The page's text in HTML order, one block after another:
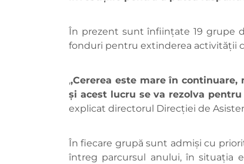
În prezent sunt înființate 19 grupe
fonduri pentru extinderea activității
,,Cererea este mare în
și acest lucru se va rezolva
explicat directorul Direcției de
În fiecare grupă sunt admiși cu
întreg parcursul anului, în situaţia